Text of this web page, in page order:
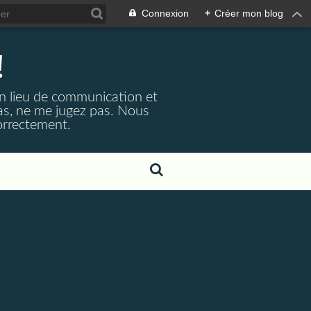
Connexion + Créer mon blog
lieu de communication et
ne me jugez pas. Nous